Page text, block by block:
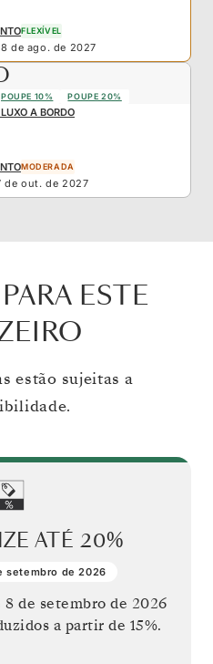
FLEXÍVEL
de ago. de 2027
POUPE 10% POUPE 20%
A BORDO
MODERADA
de out. de 2027
ESTE
estão sujeitas a
ATÉ 20%
setembro de 2026
8 de setembro de 2026
a partir de 15%.